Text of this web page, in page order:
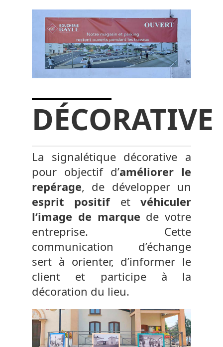
DÉCORATIVE
La signalétique décorative a
pour objectif d’améliorer le
repérage, de développer un
esprit positifetvéhiculer
l’image de marque de votre
entreprise. Cette
communication d’échange
sert à orienter, d’informer le
client et participe à la
décoration du lieu.